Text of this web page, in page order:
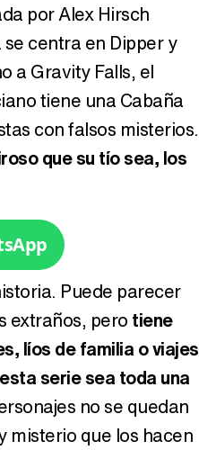
Tráiler de '33 días', la nueva serie de Atresplayer con Julián Villagrán y José Manuel Poga
Tráiler en catalán de 'Ravalear', la nueva serie de HBO Max sobre los fondos buitre
Canción ganadora de Eurovisión 2026: DARA con "Bangaranga" por Bulgaria
por Alex Hirsch
centra en Dipper y
a Gravity Falls, el
tiene una Cabaña
con falsos misterios.
que su tío sea, los
Puede parecer
extraños, pero tiene
líos de familia o viajes
serie sea toda una
no se quedan
misterio que los hacen